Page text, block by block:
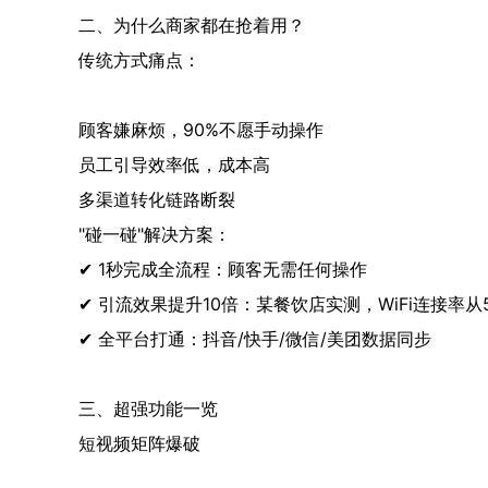
二、为什么商家都在抢着用？
传统方式痛点：
顾客嫌麻烦，90%不愿手动操作
员工引导效率低，成本高
多渠道转化链路断裂
"碰一碰"解决方案：
✔ 1秒完成全流程：顾客无需任何操作
✔ 引流效果提升10倍：某餐饮店实测，WiFi连接率从
✔ 全平台打通：抖音/快手/微信/美团数据同步
三、超强功能一览
短视频矩阵爆破